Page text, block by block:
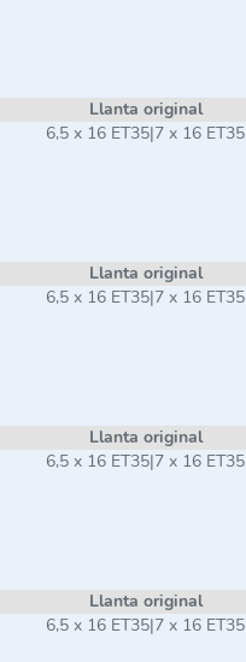
Llanta original
6,5 x 16 ET35|7 x 16 ET35
Llanta original
6,5 x 16 ET35|7 x 16 ET35
Llanta original
6,5 x 16 ET35|7 x 16 ET35
Llanta original
6,5 x 16 ET35|7 x 16 ET35